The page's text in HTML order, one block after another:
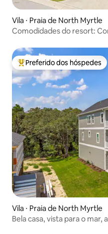
Vila ⋅ Praia de North Myrtle
Comodidades do resort:
Entre os melhores
Preferido dos hóspedes
Vila ⋅ Praia de North Myrtle
Bela casa, vista para o mar,